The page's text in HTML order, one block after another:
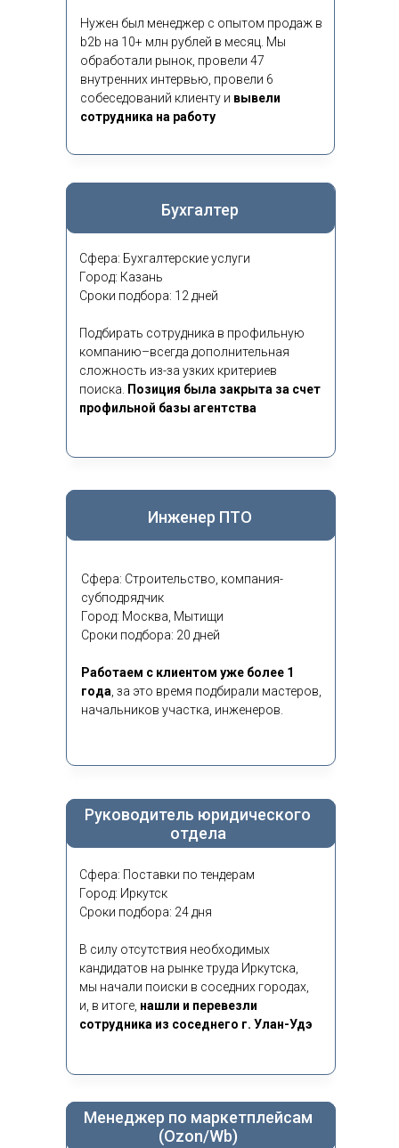
Нужен был менеджер с опытом продаж в
b2b на 10+ млн рублей в месяц. Мы
обработали рынок, провели 47
внутренних интервью, провели 6
собеседований клиенту и вывели
сотрудника на работу
Бухгалтер
Сфера: Бухгалтерские услуги
Город: Казань
Сроки подбора: 12 дней
Подбирать сотрудника в профильную
компанию–всегда дополнительная
сложность из-за узких критериев
поиска.
Позиция была закрыта за счет
профильной базы агентства
Инженер ПТО
Сфера: Строительство, компания-
субподрядчик
Город: Москва, Мытищи
Сроки подбора: 20 дней
Работаем с клиентом уже более 1
года за это время подбирали мастеров,
начальников участка, инженеров.
Руководитель юридического
отдела
Сфера: Поставки по тендерам
Город: Иркутск
Сроки подбора: 24 дня
В силу отсутствия необходимых
кандидатов на рынке труда Иркутска,
мы начали поиски в соседних городах,
и, в итоге, нашли и перевезли
сотрудника из соседнего г. Улан-Удэ
Менеджер по маркетплейсам
(Ozon/Wb)